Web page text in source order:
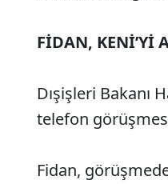
FİDAN, KENİ’Yİ
Dışişleri Bakanı
telefon
Fidan,